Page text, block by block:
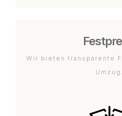
Wir bieten transparente
Umzug.